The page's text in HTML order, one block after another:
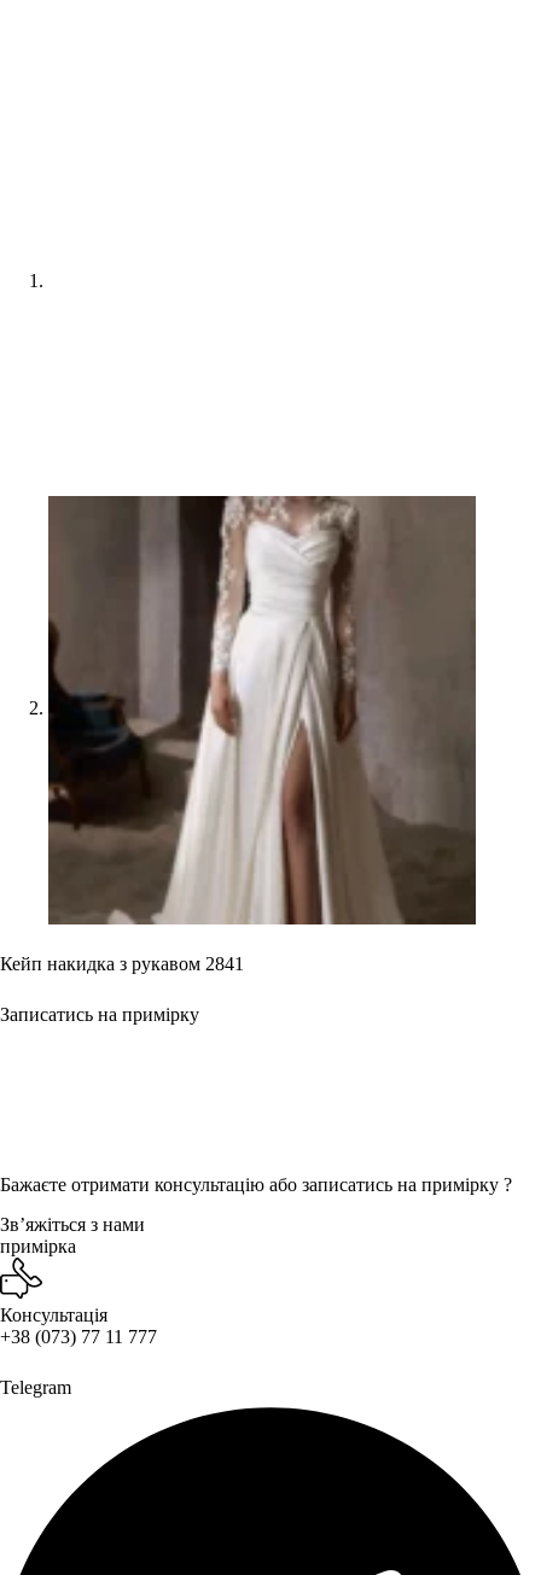
Кейп накидка з рукавом 2841
Записатись на примірку
Бажаєте отримати консультацію або записатись на примірку ?
Звʼяжіться з нами
примірка
Консультація
+38 (073) 77 11 777
Telegram